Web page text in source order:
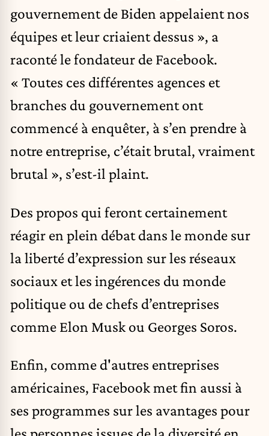
gouvernement de Biden appelaient nos
équipes et leur criaient dessus », a
raconté le fondateur de Facebook.
« Toutes ces différentes agences et
branches du gouvernement ont
commencé à enquêter, à s’en prendre à
notre entreprise, c’était brutal, vraiment
brutal », s’est-il plaint.
Des propos qui feront certainement
réagir en plein débat dans le monde sur
la liberté d’expression sur les réseaux
sociaux et les ingérences du monde
politique ou de chefs d’entreprises
comme Elon Musk ou Georges Soros.
Enfin, comme d'autres entreprises
américaines, Facebook met fin aussi à
ses programmes sur les avantages pour